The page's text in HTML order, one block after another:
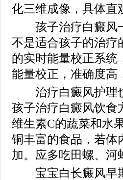
化三维成像，具体直
孩子治疗白癜风一
不是适合孩子的治疗
的实时能量校正系统
能量校正，准确度高
治疗白癜风护理也
孩子治疗白癜风饮食
维生素C的蔬菜和水
铜丰富的食品，若体
加。应多吃田螺、河
宝宝白长癜风早期